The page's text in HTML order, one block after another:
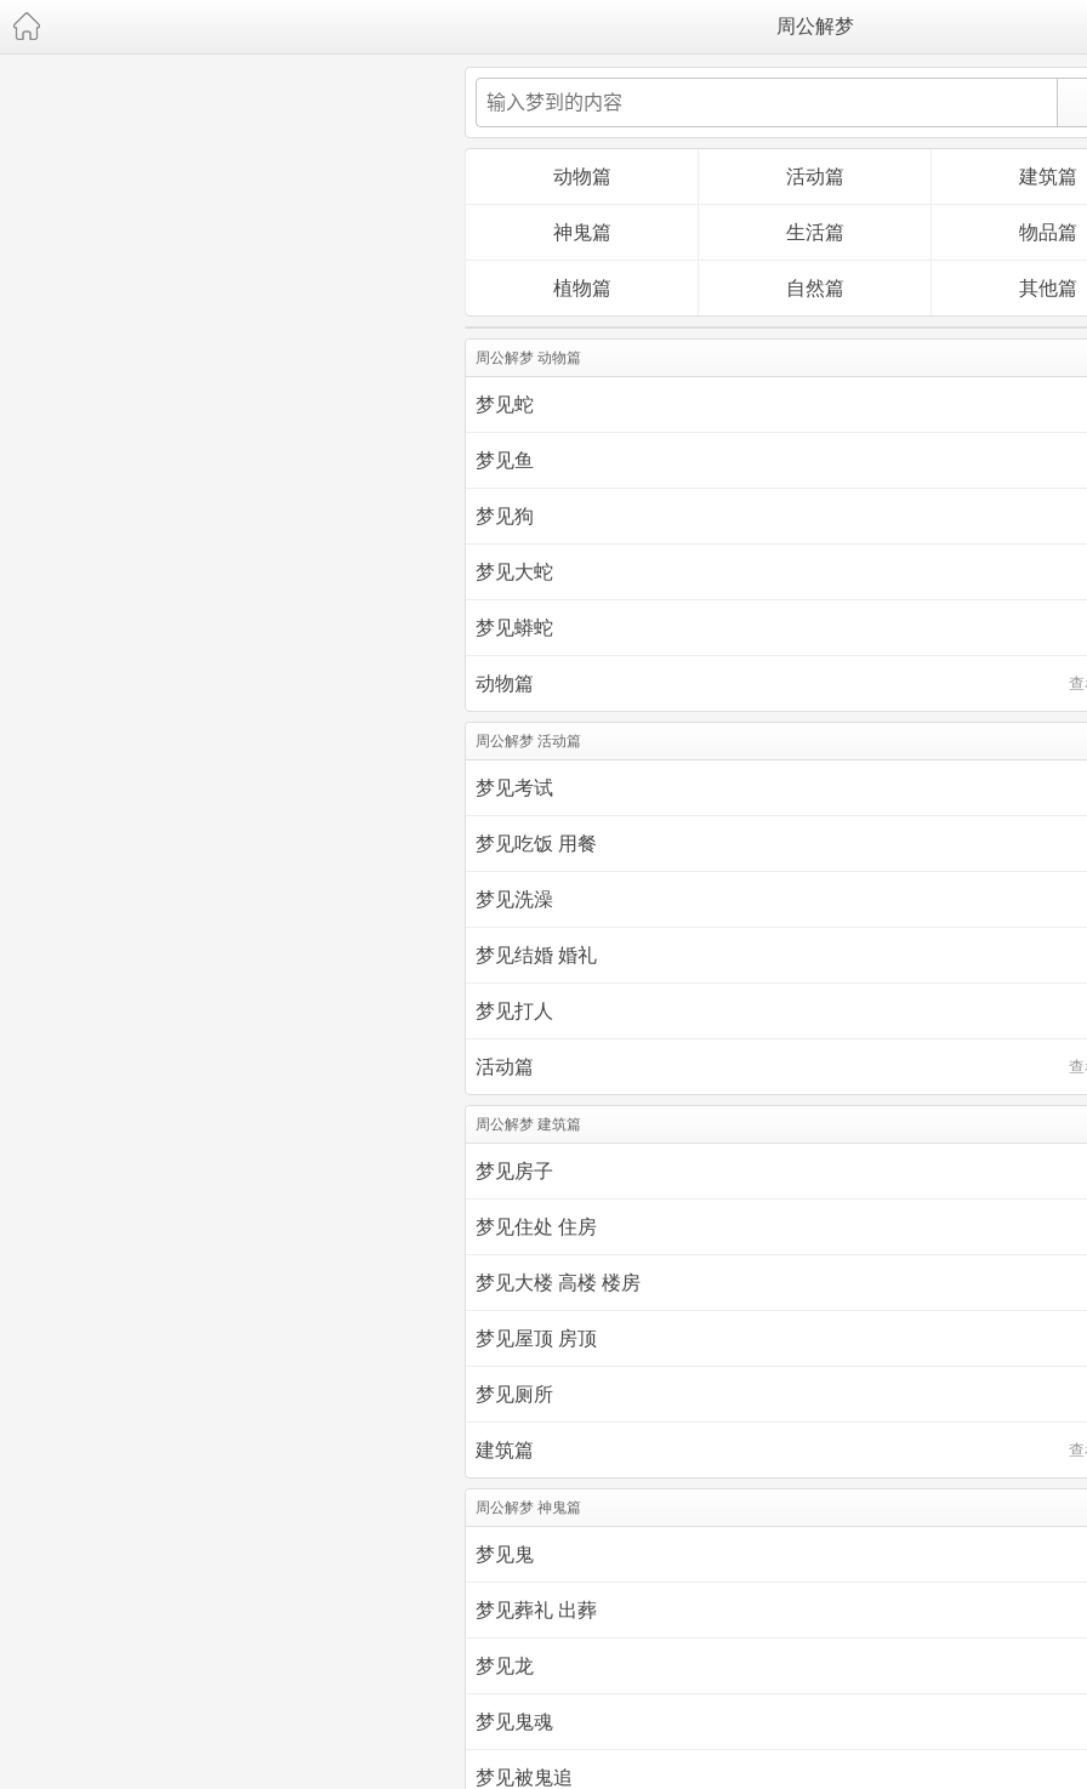
周公解梦
动物篇 活动篇 建筑篇
神鬼篇 生活篇 物品篇
植物篇 自然篇 其他篇
周公解梦 动物篇
梦见蛇
梦见鱼
梦见狗
梦见大蛇
梦见蟒蛇
动物篇
周公解梦 活动篇
梦见考试
梦见吃饭 用餐
梦见洗澡
梦见结婚 婚礼
梦见打人
活动篇
周公解梦 建筑篇
梦见房子
梦见住处 住房
梦见大楼 高楼 楼房
梦见屋顶 房顶
梦见厕所
建筑篇
周公解梦 神鬼篇
梦见鬼
梦见葬礼 出葬
梦见龙
梦见鬼魂
梦见被鬼追